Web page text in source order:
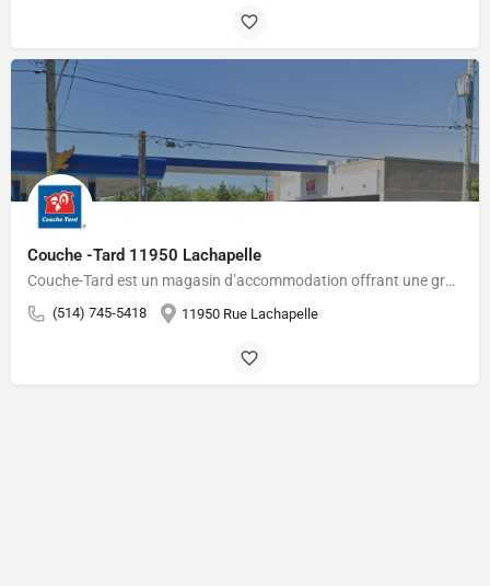
Couche -Tard 11950 Lachapelle
Couche-Tard est un magasin d’accommodation offrant une grande variété de produits pour les gens pressés.…
(514) 745-5418 11950 Rue Lachapelle